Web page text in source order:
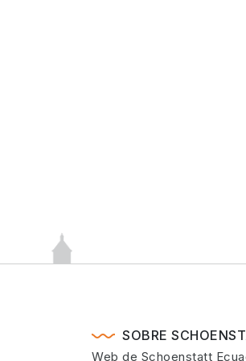
SOBRE
Web de Schoenstatt